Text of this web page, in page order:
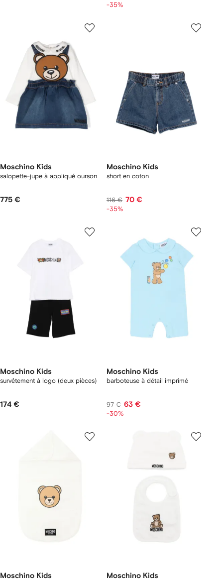
-35%
Moschino Kids
salopette-jupe à appliqué ourson
775 €
Moschino Kids
short en coton
116 € 70 €
-35%
Moschino Kids
survêtement à logo (deux pièces)
174 €
Moschino Kids
barboteuse à détail imprimé
97 € 63 €
-30%
Moschino Kids Moschino Kids